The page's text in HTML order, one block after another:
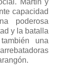
capacidad
poderosa
y la batalla
una